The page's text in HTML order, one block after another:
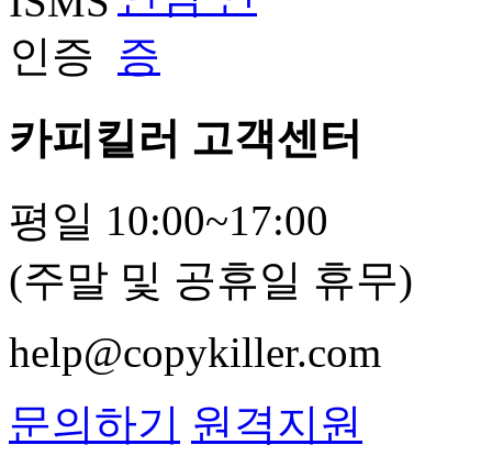
카피킬러 고객센터
평일 10:00~17:00
(주말 및 공휴일 휴무)
help@copykiller.com
문의하기 원격지원